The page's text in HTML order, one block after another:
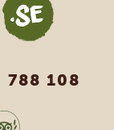
788 108